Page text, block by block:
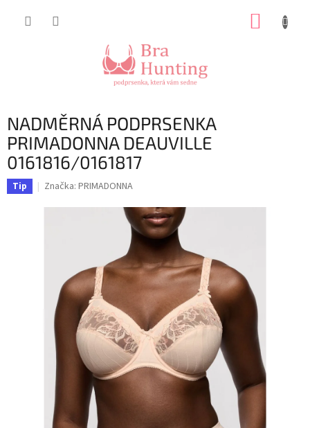
NADMĚRNÁ PODPRSENKA
PRIMADONNA DEAUVILLE
0161816/0161817
Tip Značka: PRIMADONNA